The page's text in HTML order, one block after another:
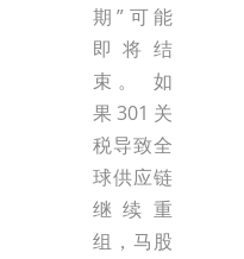
期”可能
即将结
束。 如
果301关
税导致全
球供应链
继续重
组，马股